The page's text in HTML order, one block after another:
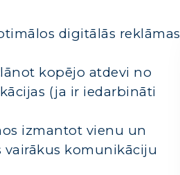
digitālās reklāmas
kopējo atdevi no
(ja ir iedarbināti
izmantot vienu un
vairākus komunikāciju